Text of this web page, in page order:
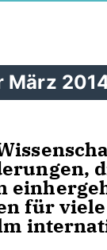
März
für